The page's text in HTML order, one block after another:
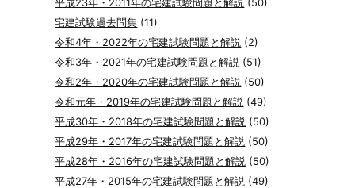
宅建試験過去問集 (11)
令和4年・2022年の宅建試験問題と解説 (2)
令和3年・2021年の宅建試験問題と解説 (51)
令和2年・2020年の宅建試験問題と解説 (50)
令和元年・2019年の宅建試験問題と解説 (49)
平成30年・2018年の宅建試験問題と解説 (50)
平成29年・2017年の宅建試験問題と解説 (50)
平成28年・2016年の宅建試験問題と解説 (50)
平成27年・2015年の宅建試験問題と解説 (49)